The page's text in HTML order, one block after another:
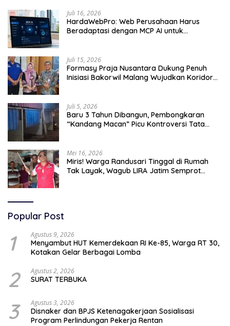
Juli 16, 2026
HardaWebPro: Web Perusahaan Harus
Beradaptasi dengan MCP AI untuk
Juli 15, 2026
Formasy Praja Nusantara Dukung Penuh
Inisiasi Bakorwil Malang Wujudkan Koridor
Juli 5, 2026
Baru 3 Tahun Dibangun, Pembongkaran
“Kandang Macan” Picu Kontroversi Tata
Mei 16, 2026
Miris! Warga Randusari Tinggal di Rumah
Tak Layak, Wagub LIRA Jatim Semprot
Popular Post
1 Agustus 9, 2026
Menyambut HUT Kemerdekaan RI Ke-85, Warga RT 30,
Kotakan Gelar Berbagai Lomba
2 Agustus 2, 2026
SURAT TERBUKA
3 Agustus 3, 2026
Disnaker dan BPJS Ketenagakerjaan Sosialisasi
Program Perlindungan Pekerja Rentan